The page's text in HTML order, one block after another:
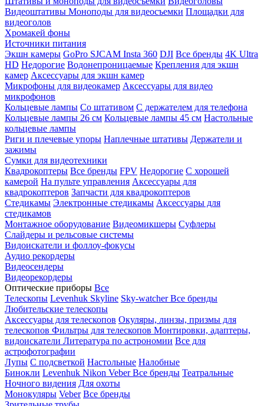
Видеоштативы Моноподы для видеосъемки Площадки для
видеоголов
Хромакей фоны
Источники питания
Экшн камеры GoPro SJCAM Insta 360 DJI Все бренды 4K Ultra
HD Недорогие Водонепроницаемые Крепления для экшн
камер Аксессуары для экшн камер
Микрофоны для видеокамер Аксессуары для видео
микрофонов
Кольцевые лампы Со штативом C держателем для телефона
Кольцевые лампы 26 см Кольцевые лампы 45 см Настольные
кольцевые лампы
Риги и плечевые упоры Наплечные штативы Держатели и
зажимы
Сумки для видеотехники
Квадрокоптеры Все бренды FPV Недорогие С хорошей
камерой На пульте управления Аксессуары для
квадрокоптеров Запчасти для квадрокоптеров
Стедикамы Электронные стедикамы Аксессуары для
стедикамов
Монтажное оборудование Видеомикшеры Суфлеры
Слайдеры и рельсовые системы
Видоискатели и фоллоу-фокусы
Аудио рекордеры
Видеосендеры
Видеорекордеры
Оптические приборы Все
Телескопы Levenhuk Skyline Sky-watcherВсе бренды
Любительские телескопы
Аксессуары для телескопов Окуляры, линзы, призмы для
телескопов Фильтры для телескопов Монтировки, адаптеры,
видоискатели Литература по астрономии Все для
астрофотографии
Лупы С подсветкой Настольные Налобные
Бинокли Levenhuk Nikon VeberВсе бренды Театральные
Ночного видения Для охоты
Монокуляры Veber Все бренды